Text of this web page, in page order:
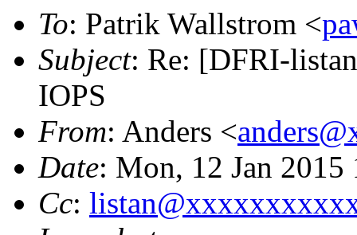
To: Patrik Wallstrom <
Subject: Re: [DFRI-
IOPS
From: Anders <
Date: Mon, 12 Jan
Cc: